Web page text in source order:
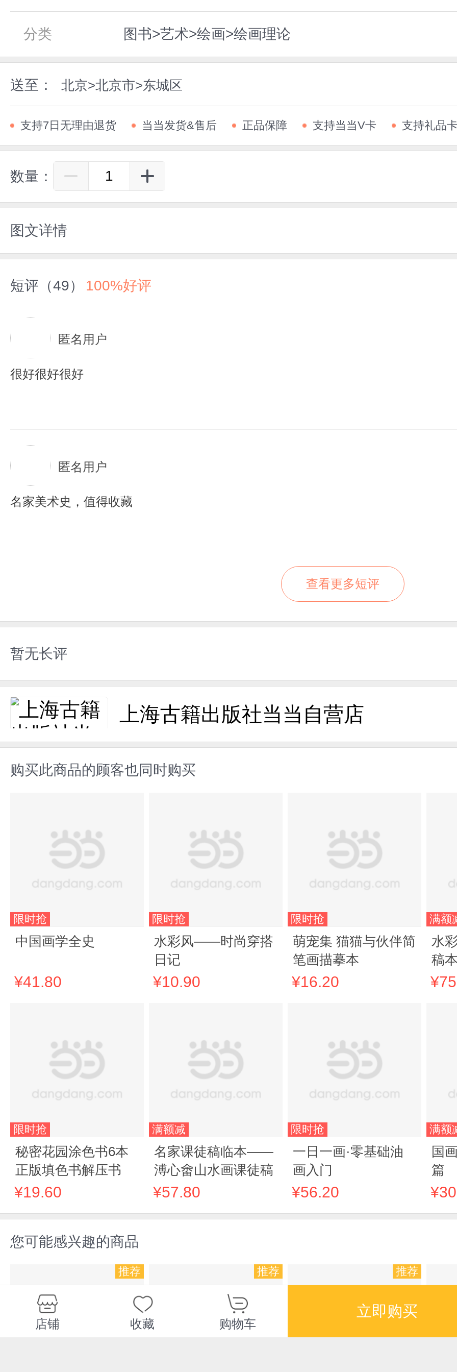
分类 图书>艺术>绘画>绘画理论
送至： 北京>北京市>东城区
支持7日无理由退货 当当发货&售后 正品保障 支持当当V卡 支持礼品
数量：
图文详情
短评（49） 100%好评
匿名用户
很好很好很好
匿名用户
名家美术史，值得收藏
查看更多短评
暂无长评
上海古籍出版社当当自营店
购买此商品的顾客也同时购买
限时抢
中国画学全史
¥41.80
限时抢
秘密花园涂色书6本
正版填色书解压书
¥19.60
限时抢
水彩风——时尚穿搭
日记
¥10.90
满额减
名家课徒稿临本——
溥心畬山水画课徒稿
¥57.80
限时抢
萌宠集 猫猫与伙伴简
笔画描摹本
¥16.20
限时抢
一日一画·零基础油
画入门
¥56.20
满额
水
稿
满额
国
篇
您可能感兴趣的商品
推荐 推荐 推荐
店铺 收藏 购物车
立即购买